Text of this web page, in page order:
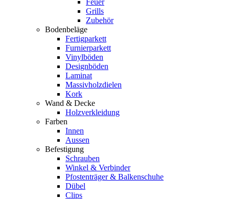
Grills
Zubehör
Bodenbeläge
Fertigparkett
Furnierparkett
Vinylböden
Designböden
Laminat
Massivholzdielen
Kork
Wand & Decke
Holzverkleidung
Farben
Innen
Aussen
Befestigung
Schrauben
Winkel & Verbinder
Pfostenträger & Balkenschuhe
Dübel
Clips